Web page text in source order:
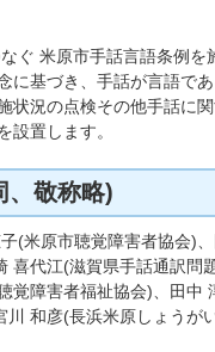
ぐ 米原市手話言語条例を
に基づき、手話が言語で
状況の点検その他手話に
設置します。
、敬称略)
(米原市聴覚障害者協会)
喜代江(滋賀県手話通訳問
覚障害者福祉協会)、田中
和彦(長浜米原しょうが